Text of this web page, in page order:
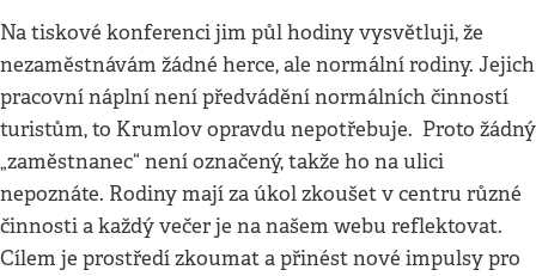
Na tiskové konferenci jim půl hodiny vysvětluji, že
nezaměstnávám žádné herce, ale normální rodiny. Jejich
pracovní náplní není předvádění normálních činností
turistům, to Krumlov opravdu nepotřebuje. Proto žádný
„zaměstnanec“ není označený, takže ho na ulici
nepoznáte. Rodiny mají za úkol zkoušet v centru různé
činnosti a každý večer je na našem webu reflektovat.
Cílem je prostředí zkoumat a přinést nové impulsy pro